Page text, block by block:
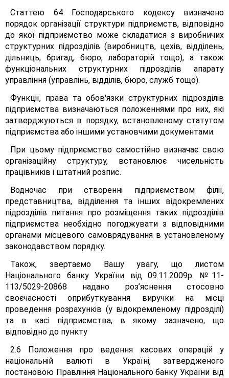
Статтею 64 Господарського кодексу визначено
порядок організації структури підприємств, відповідно
до якої підприємство може складатися з виробничих
структурних підрозділів (виробництв, цехів, відділень,
дільниць, бригад, бюро, лабораторій тощо), а також
функціональних структурних підрозділів апарату
управління (управлінь, відділів, бюро, служб тощо).
Функції, права та обов'язки структурних підрозділів
підприємства визначаються положеннями про них, які
затверджуються в порядку, встановленому статутом
підприємства або іншими установчими документами.
При цьому підприємство самостійно визначає свою
організаційну структуру, встановлює чисельність
працівників і штатний розпис.
Водночас при створенні підприємством філії,
представництва, відділення та інших відокремлених
підрозділів питання про розміщення таких підрозділів
підприємства необхідно погоджувати з відповідними
органами місцевого самоврядування в установленому
законодавством порядку.
Також, звертаємо Вашу увагу, що листом
Національного банку України від 09.11.2009р. №11-
113/5029-20868 надано роз’яснення стосовно
своєчасності оприбуткування виручки на місці
проведення розрахунків (у відокремленому підрозділі)
та в касі підприємства, в якому зазначено, що
відповідно до пункту
2.6 Положення про ведення касових операцій у
національній валюті в Україні, затвердженого
постановою Правління Національного банку України від